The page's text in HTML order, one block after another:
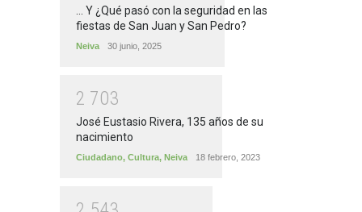
... Y ¿Qué pasó con la seguridad en las
fiestas de San Juan y San Pedro?
Neiva 30 junio, 2025
2 703
José Eustasio Rivera, 135 años de su
nacimiento
Ciudadano, Cultura, Neiva 18 febrero, 2023